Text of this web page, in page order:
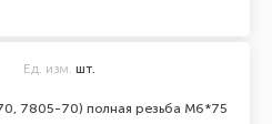
7805-70) полная резьба М6*75
Ед. изм. шт.